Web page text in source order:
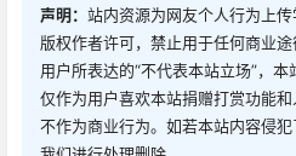
声明： 站内资源为网友个人行为上
版权作者许可，禁止用于任何商业
用户所表达的“不代表本站立场”，
仅作为用户喜欢本站捐赠打赏功能
不作为商业行为。如若本站内容侵